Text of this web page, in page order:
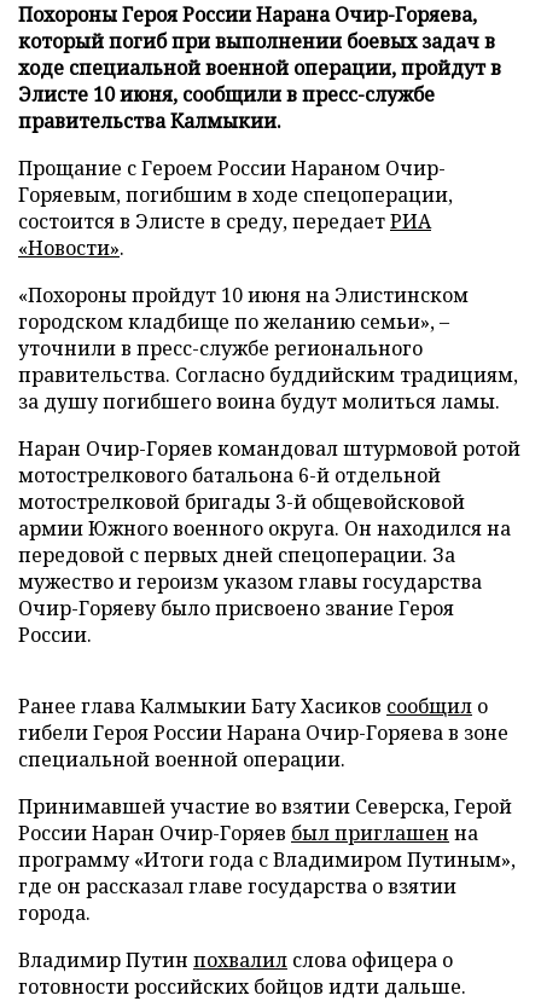
Похороны Героя России Нарана Очир-Горяева,
который погиб при выполнении боевых задач в
ходе специальной военной операции, пройдут в
Элисте 10 июня, сообщили в пресс-службе
правительства Калмыкии.
Прощание с Героем России Нараном Очир-
Горяевым, погибшим в ходе спецоперации,
состоится в Элисте в среду, передаетРИА
«Новости».
«Похороны пройдут 10 июня на Элистинском
городском кладбище по желанию семьи», –
уточнили в пресс-службе регионального
правительства. Согласно буддийским традициям,
за душу погибшего воина будут молиться ламы.
Наран Очир-Горяев командовал штурмовой ротой
мотострелкового батальона 6-й отдельной
мотострелковой бригады 3-й общевойсковой
армии Южного военного округа. Он находился на
передовой с первых дней спецоперации. За
мужество и героизм указом главы государства
Очир-Горяеву было присвоено звание Героя
России.
Ранее глава Калмыкии Бату Хасиков сообщил о
гибели Героя России Нарана Очир-Горяева в зоне
специальной военной операции.
Принимавшей участие во взятии Северска, Герой
России Наран Очир-Горяев был приглашен на
программу «Итоги года с Владимиром Путиным»,
где он рассказал главе государства о взятии
города.
Владимир Путин похвалил слова офицера о
готовности российских бойцов идти дальше.